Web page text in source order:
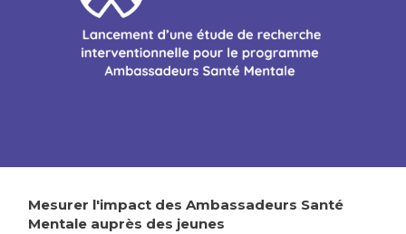
Mesurer l'impact des Ambassadeurs Santé
Mentale auprès des jeunes